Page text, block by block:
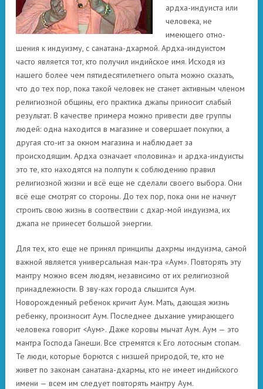
ардха-индуиста или
человека, не
имеющего отно-
шения к индуизму, с санатана-дхармой. Ардха-индуистом
часто является тот, кто получил индийское имя. Исходя из
нашего более чем пятидесятилетнего опыта можно сказать,
что до тех пор, пока такой человек не станет активным членом
религиозной общины, его практика джапы приносит слабый
результат. В качестве примера можно привести две группы
людей: одна находится в магазине и совершает покупки, а
другая сто-ит за окном магазина и наблюдает за
происходящим. Ардха означает «половина» и ардха-индуисты
это те, кто находятся на полпути к соблюдению правил
религиозной жизни и всё еще не сделали своего выбора. Они
всё еще смотрят со стороны. До тех пор, пока они не начнут
строить свою жизнь в соотвествии с дхар-мой индуизма, их
джапа не принесет большой энергии.
Для тех, кто еще не принял принципы дахрмы индуизма, самой
важной является универсальная ман-тра «Аум». Повторять эту
мантру можно всем людям, независимо от их религиозной
принадлежности. В зву-ках города слышится Аум.
Новорожденный ребенок кричит Аум. Мать, дающая жизнь
ребенку, произносит Аум. Последнее дыхание умирающего
человека говорит <Аум>. Даже коровы мычат Аум. Аум — это
мантра Господа Ганеши. Все стремятся к Его лотосным стопам.
Те люди, которые борются с низшей природой, те, кто не
живет по законам санатана-дхармы, кто не имеет индийского
имени — всем им следует повторять мантру Аум.